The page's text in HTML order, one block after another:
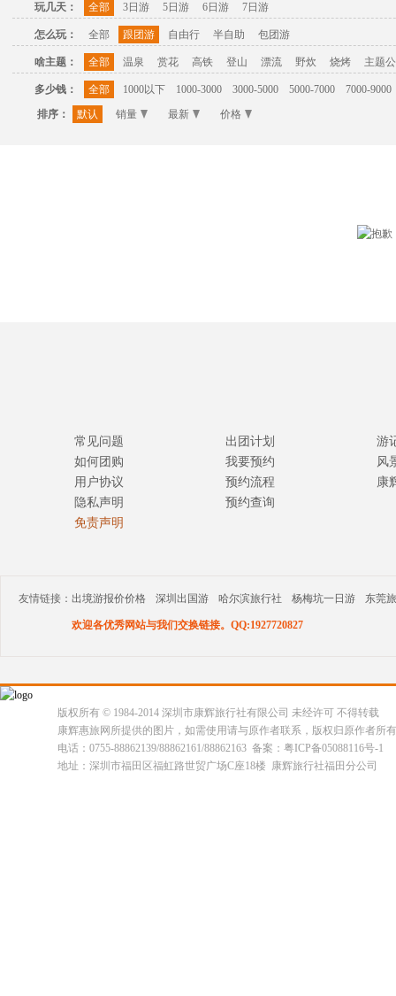
玩几天： 全部 3日游 5日游 6日游 7日游
怎么玩： 全部 跟团游 自由行 半自助 包团游
啥主题： 全部 温泉 赏花 高铁 登山 漂流 野炊 烧烤 主题
多少钱： 全部 1000以下 1000-3000 3000-5000 5000-7000
7000-9000
排序：
默认 销量 最新 价格
常见问题
如何团购
用户协议
隐私声明
免责声明
出团计划
我要预约
预约流程
预约查询
游
风
康
友情链接： 出境游报价价格 深圳出国游 哈尔滨旅行社 杨梅坑一日游 东莞
欢迎各优秀网站与我们交换链接。QQ:1927720827
版权所有 © 1984-2014 深圳市康辉旅行社有限公司 未经许可 不得转载
康辉惠旅网所提供的图片，如需使用请与原作者联系，版权归原作者所
电话：0755-88862139/88862161/88862163 备案：粤ICP备05088116号-1
地址：深圳市福田区福虹路世贸广场C座18楼 康辉旅行社福田分公司